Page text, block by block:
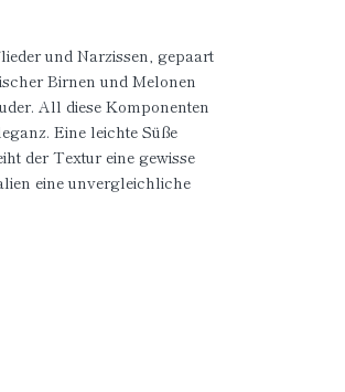
und Narzissen, gepaart
Birnen und Melonen
All diese Komponenten
Eine leichte Süße
der Textur eine gewisse
eine unvergleichliche